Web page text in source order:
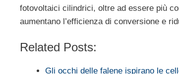
fotovoltaici cilindrici, oltre ad essere più
aumentano l’efficienza di conversione e
Related Posts:
Gli occhi delle falene ispirano le